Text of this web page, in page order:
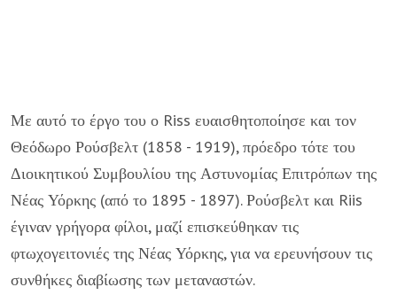
Με αυτό το έργο του ο Riss ευαισθητοποίησε και τον
Θεόδωρο Ρούσβελτ (1858 - 1919), πρόεδρο τότε του
Διοικητικού Συμβουλίου της Αστυνομίας Επιτρόπων της
Νέας Υόρκης (από το 1895 - 1897). Ρούσβελτ και Riis
έγιναν γρήγορα φίλοι, μαζί επισκεύθηκαν τις
φτωχογειτονιές της Νέας Υόρκης, για να ερευνήσουν τις
συνθήκες διαβίωσης των μεταναστών.